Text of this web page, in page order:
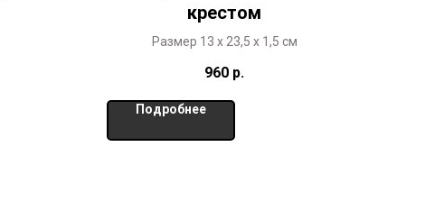
крестом
Размер 13 х 23,5 х 1,5 см
960 р.
Подробнее